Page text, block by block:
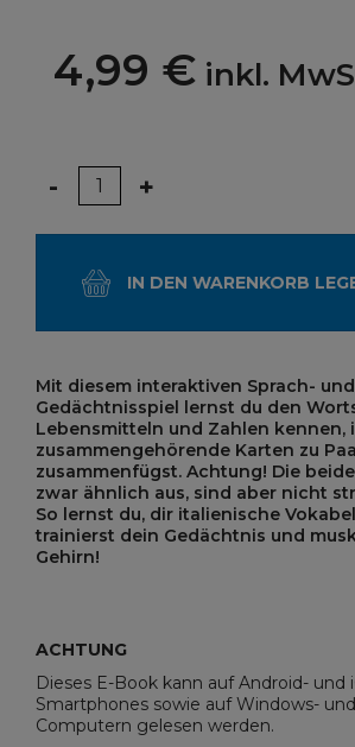
4,99 € inkl.
Menge
- +
IN DEN WARENKORB
Mit diesem interaktiven Sprach- und
Gedächtnisspiel lernst du den
Lebensmitteln und Zahlen kennen,
zusammengehörende Karten zu
zusammenfügst. Achtung! Die
zwar ähnlich aus, sind aber nicht
So lernst du, dir italienische
trainierst dein Gedächtnis und
Gehirn!
ACHTUNG
Dieses E-Book kann auf Android- und
Smartphones sowie auf Windows-
Computern gelesen werden.